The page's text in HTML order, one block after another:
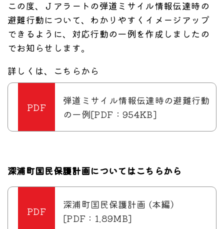
この度、Ｊアラートの弾道ミサイル情報伝達時の
避難行動について、わかりやすくイメージアップ
できるように、対応行動の一例を作成しましたの
でお知らせします。
詳しくは、こちらから
弾道ミサイル情報伝達時の避難行動
の一例[PDF：954KB]
深浦町国民保護計画についてはこちらから
深浦町国民保護計画 (本編）
[PDF：1.89MB]